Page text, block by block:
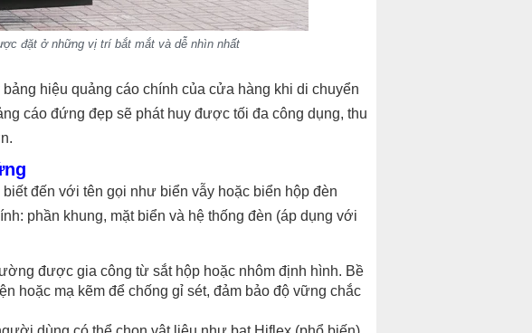
đặt ở những vị trí bắt mắt và dễ nhìn nhất
hiệu quảng cáo chính của cửa hàng khi di chuyển
cáo đứng đẹp sẽ phát huy được tối đa công dụng, thu
đến với tên gọi như biển vẫy hoặc biển hộp đèn
phần khung, mặt biển và hệ thống đèn (áp dụng với
được gia công từ sắt hộp hoặc nhôm định hình. Bề
hoặc mạ kẽm để chống gỉ sét, đảm bảo độ vững chắc